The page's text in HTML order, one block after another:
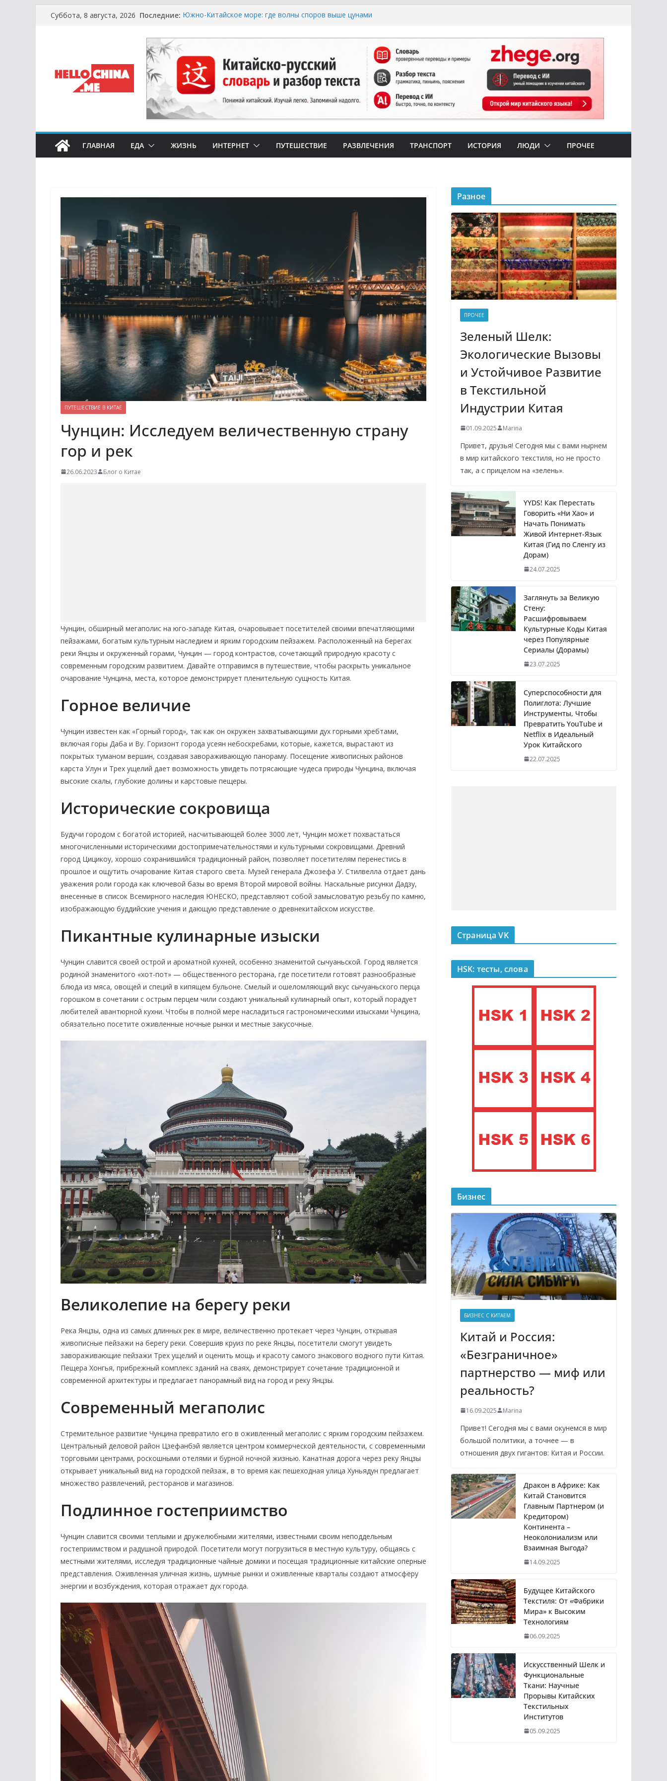
Перейти
Суббота, 8 августа, 2026 Последние: Южно-Китайское море: где волны споров выше цунами
Охота за Черным Хлебом: Путеводитель по Русским и
Европейским Пекарням в Китае
Молочный Кризис: Почему в Китае не Найти Творог,
Сметану и Кефир (и Где Искать Спасение?)
Счастливые Числа и Продукты-Табу: Нумерология и
Символика в Праздничной Кухне Китая
ГЛАВНАЯ ЕДА ЖИЗНЬ ИНТЕРНЕТ ПУТЕШЕСТВИЕ РАЗВЛЕЧЕНИЯ ТРАНСПОРТ ИСТОРИЯ ЛЮДИ ПРОЧЕЕ
ПУТЕШЕСТВИЕ В КИТАЕ
Чунцин: Исследуем величественную страну
гор и рек
26.06.2023 Блог о Китае
Чунцин, обширный мегаполис на юго-западе Китая, очаровывает посетителей своими впечатляющими
пейзажами, богатым культурным наследием и ярким городским пейзажем. Расположенный на берегах
реки Янцзы и окруженный горами, Чунцин — город контрастов, сочетающий природную красоту с
современным городским развитием. Давайте отправимся в путешествие, чтобы раскрыть уникальное
очарование Чунцина, места, которое демонстрирует пленительную сущность Китая.
Горное величие
Чунцин известен как «Горный город», так как он окружен захватывающими дух горными хребтами,
включая горы Даба и Ву. Горизонт города усеян небоскребами, которые, кажется, вырастают из
покрытых туманом вершин, создавая завораживающую панораму. Посещение живописных районов
карста Улун и Трех ущелий дает возможность увидеть потрясающие чудеса природы Чунцина, включая
высокие скалы, глубокие долины и карстовые пещеры.
Исторические сокровища
Будучи городом с богатой историей, насчитывающей более 3000 лет, Чунцин может похвастаться
многочисленными историческими достопримечательностями и культурными сокровищами. Древний
город Цицикоу, хорошо сохранившийся традиционный район, позволяет посетителям перенестись в
прошлое и ощутить очарование Китая старого света. Музей генерала Джозефа У. Стилвелла отдает дань
уважения роли города как ключевой базы во время Второй мировой войны. Наскальные рисунки Дадзу,
внесенные в список Всемирного наследия ЮНЕСКО, представляют собой замысловатую резьбу по камню,
изображающую буддийские учения и дающую представление о древнекитайском искусстве.
Пикантные кулинарные изыски
Чунцин славится своей острой и ароматной кухней, особенно знаменитой сычуаньской. Город является
родиной знаменитого «хот-пот» — общественного ресторана, где посетители готовят разнообразные
блюда из мяса, овощей и специй в кипящем бульоне. Смелый и ошеломляющий вкус сычуаньского перца
горошком в сочетании с острым перцем чили создают уникальный кулинарный опыт, который порадует
любителей авантюрной кухни. Чтобы в полной мере насладиться гастрономическими изысками Чунцина,
обязательно посетите оживленные ночные рынки и местные закусочные.
Великолепие на берегу реки
Река Янцзы, одна из самых длинных рек в мире, величественно протекает через Чунцин, открывая
живописные пейзажи на берегу реки. Совершив круиз по реке Янцзы, посетители смогут увидеть
завораживающие пейзажи Трех ущелий и оценить мощь и красоту самого знакового водного пути Китая.
Пещера Хонгья, прибрежный комплекс зданий на сваях, демонстрирует сочетание традиционной и
современной архитектуры и предлагает панорамный вид на город и реку Янцзы.
Современный мегаполис
Стремительное развитие Чунцина превратило его в оживленный мегаполис с ярким городским пейзажем.
Центральный деловой район Цзефанбэй является центром коммерческой деятельности, с современными
торговыми центрами, роскошными отелями и бурной ночной жизнью. Канатная дорога через реку Янцзы
открывает уникальный вид на городской пейзаж, в то время как пешеходная улица Хуньядун предлагает
множество развлечений, ресторанов и магазинов.
Подлинное гостеприимство
Чунцин славится своими теплыми и дружелюбными жителями, известными своим неподдельным
гостеприимством и радушной природой. Посетители могут погрузиться в местную культуру, общаясь с
местными жителями, исследуя традиционные чайные домики и посещая традиционные китайские оперные
представления. Оживленная уличная жизнь, шумные рынки и оживленные кварталы создают атмосферу
энергии и возбуждения, которая отражает дух города.
Разное
ПРОЧЕЕ
Зеленый Шелк:
Экологические Вызовы
и Устойчивое Развитие
в Текстильной
Индустрии Китая
01.09.2025 Marina
Привет, друзья! Сегодня мы с вами нырнем
в мир китайского текстиля, но не просто
так, а с прицелом на «зелень».
YYDS! Как Перестать
Говорить «Ни Хао» и
Начать Понимать
Живой Интернет-Язык
Китая (Гид по Сленгу из
Дорам)
24.07.2025
Заглянуть за Великую
Стену:
Расшифровываем
Культурные Коды Китая
через Популярные
Сериалы (Дорамы)
23.07.2025
Суперспособности для
Полиглота: Лучшие
Инструменты, Чтобы
Превратить YouTube и
Netflix в Идеальный
Урок Китайского
22.07.2025
Страница VK
HSK: тесты, слова
Бизнес
БИЗНЕС С КИТАЕМ
Китай и Россия:
«Безграничное»
партнерство — миф или
реальность?
16.09.2025 Marina
Привет! Сегодня мы с вами окунемся в мир
большой политики, а точнее — в
отношения двух гигантов: Китая и России.
Дракон в Африке: Как
Китай Становится
Главным Партнером (и
Кредитором)
Континента –
Неоколониализм или
Взаимная Выгода?
14.09.2025
Будущее Китайского
Текстиля: От «Фабрики
Мира» к Высоким
Технологиям
06.09.2025
Искусственный Шелк и
Функциональные
Ткани: Научные
Прорывы Китайских
Текстильных
Институтов
05.09.2025